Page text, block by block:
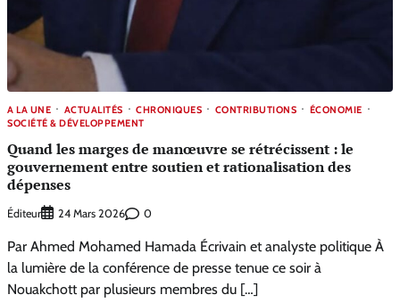
A LA UNE ACTUALITÉS CHRONIQUES CONTRIBUTIONS
ÉCONOMIE
SOCIÉTÉ & DÉVELOPPEMENT
Quand les marges de manœuvre se rétrécissent : le
gouvernement entre soutien et rationalisation des
dépenses
Éditeur 24 Mars 2026 0
Par Ahmed Mohamed Hamada Écrivain et analyste politique À
la lumière de la conférence de presse tenue ce soir à
Nouakchott par plusieurs membres du […]